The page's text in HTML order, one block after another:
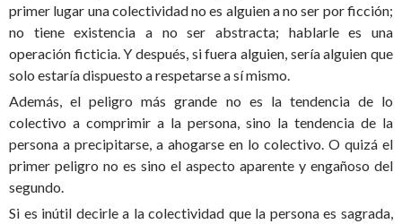
primer lugar una colectividad no es alguien a no ser por ficción;
no tiene existencia a no ser abstracta; hablarle es una
operación ficticia. Y después, si fuera alguien, sería alguien que
solo estaría dispuesto a respetarse a sí mismo.
Además, el peligro más grande no es la tendencia de lo
colectivo a comprimir a la persona, sino la tendencia de la
persona a precipitarse, a ahogarse en lo colectivo. O quizá el
primer peligro no es sino el aspecto aparente y engañoso del
segundo.
Si es inútil decirle a la colectividad que la persona es sagrada,